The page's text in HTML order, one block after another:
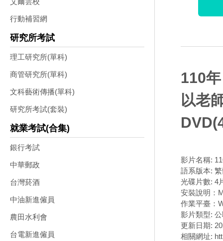
行動補習網
研究所考試
理工研究所(單科)
商管研究所(單科)
文科藝術傳播(單科)
研究所考試(套裝)
就業考試(合集)
銀行考試
中華郵政
台灣菸酒
中油新進僱員
農田水利會
台電新進僱員
110
以老
影片名稱:
語系版本:
光碟片數: 4
安裝說明：
作業平臺：
影片類型:
更新日期:
相關網址: